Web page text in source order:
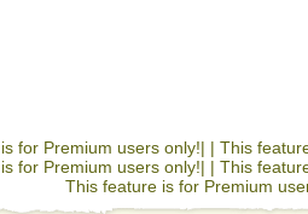
for Premium users only!| | This
for Premium users only!| | This
This feature is for Premium